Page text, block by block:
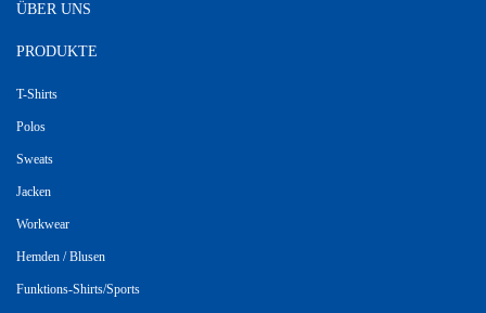
ÜBER UNS
PRODUKTE
T-Shirts
Polos
Sweats
Jacken
Workwear
Hemden / Blusen
Funktions-Shirts/Sports